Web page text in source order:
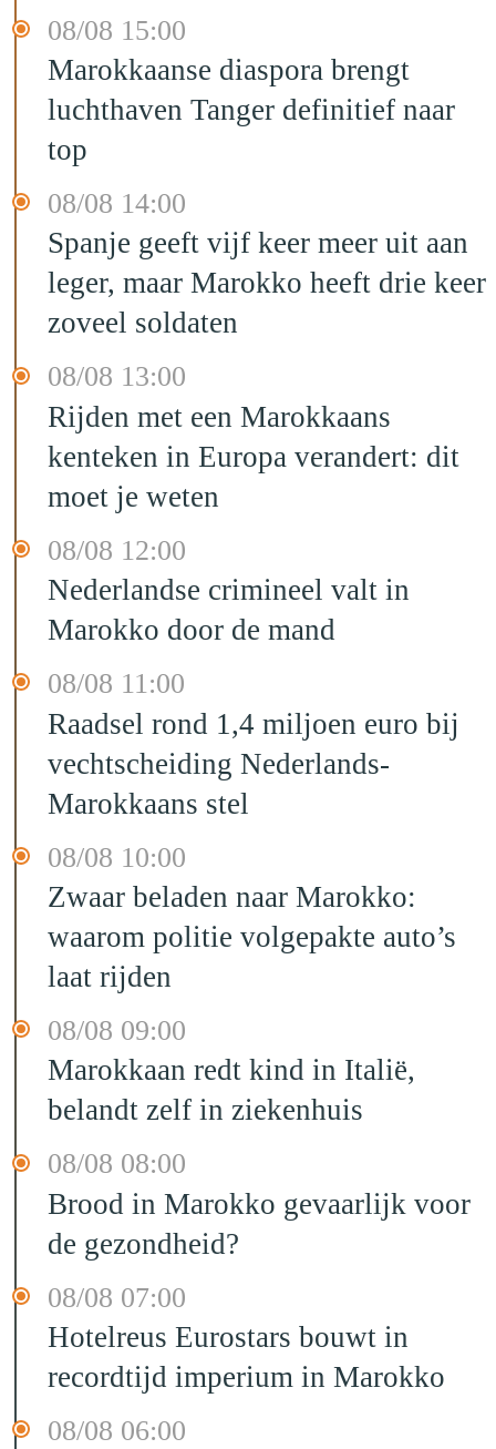
08/08 15:00
Marokkaanse diaspora brengt
luchthaven Tanger definitief naar
top
08/08 14:00
Spanje geeft vijf keer meer uit aan
leger, maar Marokko heeft drie keer
zoveel soldaten
08/08 13:00
Rijden met een Marokkaans
kenteken in Europa verandert: dit
moet je weten
08/08 12:00
Nederlandse crimineel valt in
Marokko door de mand
08/08 11:00
Raadsel rond 1,4 miljoen euro bij
vechtscheiding Nederlands-
Marokkaans stel
08/08 10:00
Zwaar beladen naar Marokko:
waarom politie volgepakte auto’s
laat rijden
08/08 09:00
Marokkaan redt kind in Italië,
belandt zelf in ziekenhuis
08/08 08:00
Brood in Marokko gevaarlijk voor
de gezondheid?
08/08 07:00
Hotelreus Eurostars bouwt in
recordtijd imperium in Marokko
08/08 06:00